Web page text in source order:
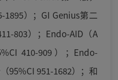
1895）；GI Genius第二
803）；Endo-AID（A
410-909）；Endo-
95%CI 951-1682）；和